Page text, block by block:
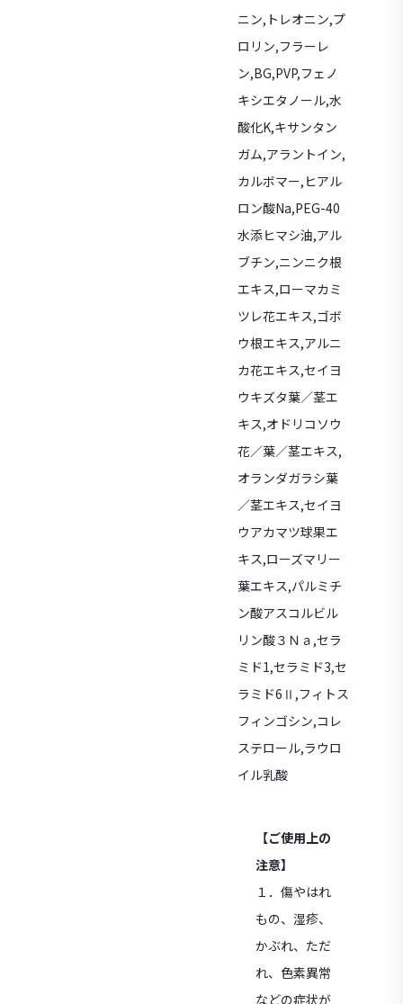
ニン,トレオニン,プ
ロリン,フラーレ
ン,BG,PVP,フェノ
キシエタノール,水
酸化K,キサンタン
ガム,アラントイン,
カルボマー,ヒアル
ロン酸Na,PEG-40
水添ヒマシ油,アル
ブチン,ニンニク根
エキス,ローマカミ
ツレ花エキス,ゴボ
ウ根エキス,アルニ
カ花エキス,セイヨ
ウキズタ葉／茎エ
キス,オドリコソウ
花／葉／茎エキス,
オランダガラシ葉
／茎エキス,セイヨ
ウアカマツ球果エ
キス,ローズマリー
葉エキス,パルミチ
ン酸アスコルビル
リン酸３Ｎａ,セラ
ミド1,セラミド3,セ
ラミド6Ⅱ,フィトス
フィンゴシン,コレ
ステロール,ラウロ
イル乳酸
【ご使用上の
注意】
１．傷やはれ
もの、湿疹、
かぶれ、ただ
れ、色素異常
などの症状が